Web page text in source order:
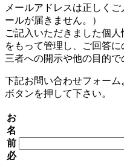
メールアドレスは正しく
ールが届きません。）
ご記入いただきました個
をもって管理し、ご回答
三者への開示や他の目的で
下記お問い合わせフォー
ボタンを押して下さい。
お
名
前
必